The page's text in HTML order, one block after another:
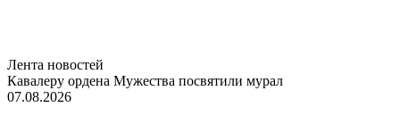
Лента новостей
Кавалеру ордена Мужества посвятили мурал
07.08.2026